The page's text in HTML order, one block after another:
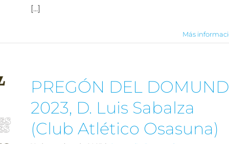
[...]
Más
PREGÓN DEL DOMUND
2023, D. Luis Sabalza
(Club Atlético Osasuna)